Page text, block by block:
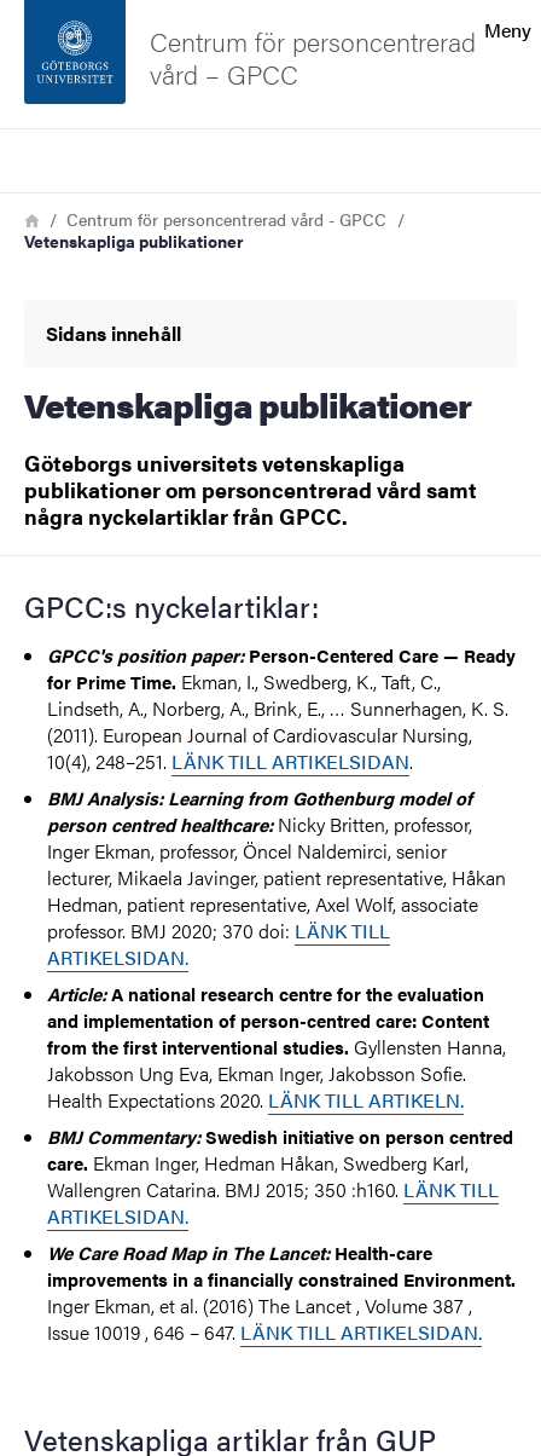
Sidfoten
Om webbplatsen
Meny
Centrum för personcentrerad
vård – GPCC
Länkstig
HemCentrum för personcentrerad vård - GPCC
Vetenskapliga publikationer
Sidans innehåll
Vetenskapliga publikationer
Göteborgs universitets vetenskapliga
publikationer om personcentrerad vård samt
några nyckelartiklar från GPCC.
GPCC:s nyckelartiklar:
GPCC's position paper: Person-Centered Care — Ready
for Prime Time. Ekman, I., Swedberg, K., Taft, C.,
Lindseth, A., Norberg, A., Brink, E., … Sunnerhagen, K. S.
(2011). European Journal of Cardiovascular Nursing,
10(4), 248–251. LÄNK TILL ARTIKELSIDAN.
BMJ Analysis: Learning from Gothenburg model of
person centred healthcare:Nicky Britten, professor,
Inger Ekman, professor,Öncel Naldemirci, senior
lecturer, Mikaela Javinger, patient representative, Håkan
Hedman, patient representative,Axel Wolf, associate
professor. BMJ 2020; 370 doi: LÄNK TILL
ARTIKELSIDAN.
Article:A national research centre for the evaluation
and implementation of person-centred care: Content
from the first interventional studies.Gyllensten Hanna,
Jakobsson Ung Eva, Ekman Inger, Jakobsson Sofie.
Health Expectations 2020. LÄNK TILL ARTIKELN.
BMJ Commentary:Swedish initiative on person centred
care. Ekman Inger, Hedman Håkan, Swedberg Karl,
Wallengren Catarina. BMJ 2015; 350 :h160. LÄNK TILL
ARTIKELSIDAN.
We Care Road Map in The Lancet: Health-care
improvements in a financially constrained Environment.
Inger Ekman, et al. (2016) The Lancet , Volume 387 ,
Issue 10019 , 646 – 647. LÄNK TILL ARTIKELSIDAN.
Vetenskapliga artiklar från GUP